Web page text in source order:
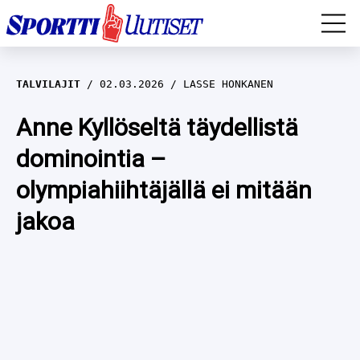
EM-YLEISURHEILU
JÄÄKIEKKO
YLEISURHEILU
WILMA HELTELÄ
TALVILAJIT
TALVILAJIT 02.03.2026 LASSE HONKANEN
Anne Kyllöseltä täydellistä
dominointia –
olympiahiihtäjällä ei mitään
jakoa